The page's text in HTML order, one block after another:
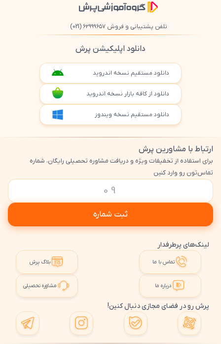
تلفن پشتیبانی و فروش ۶۲۹۹۹۶۵۷ (021)
دانلود اپلیکیشن پرش
دانلود مستقیم نسخه اندروید
دانلود از کافه بازار نسخه اندروید
دانلود مستقیم نسخه ویندوز
ارتباط با مشاورین پرش
برای استفاده از تخفیفات ویژه و دریافت مشاوره تحصیلی رایگان، شماره
تماس‌تون رو وارد کنین
ثبت شماره
لینک‌های پرطرفدار
تماس با ما بلاگ پرش
درباره ما مشاوره تحصیلی
پرش رو در فضای مجازی دنبال کنین!